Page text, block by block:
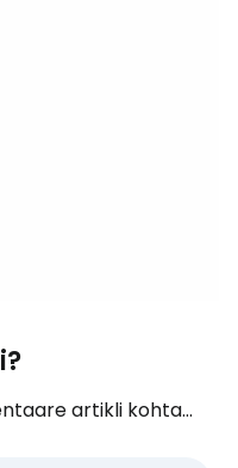
artikli kohta...